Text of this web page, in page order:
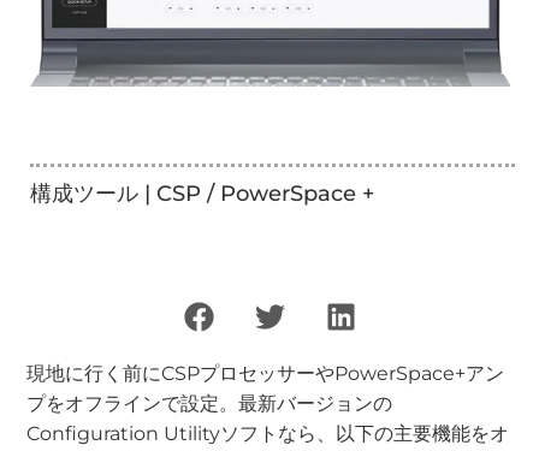
構成ツール | CSP / PowerSpace +
現地に行く前にCSPプロセッサーやPowerSpace+アン
プをオフラインで設定。最新バージョンの
Configuration Utilityソフトなら、以下の主要機能をオ